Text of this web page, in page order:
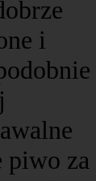
i
piwo za